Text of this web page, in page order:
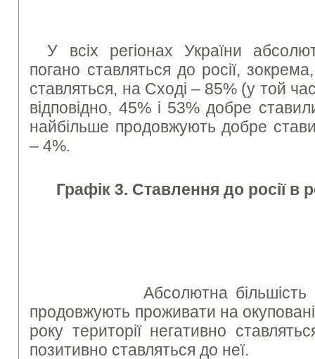
У всіх регіонах України
погано ставляться до росії,
ставляться, на Сході – 85% (у той
відповідно, 45% і 53% добре
найбільше продовжують добре
– 4%.
Графік 3. Ставлення до росії в
Абсолютна більшість
продовжують проживати на
року території негативно
позитивно ставляться до неї.